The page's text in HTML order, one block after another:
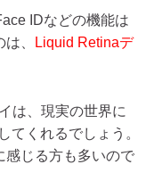
IDなどの機能は
、
Liquid Retinaデ
は、現実の世界に
てくれるでしょう。
感じる方も多いので